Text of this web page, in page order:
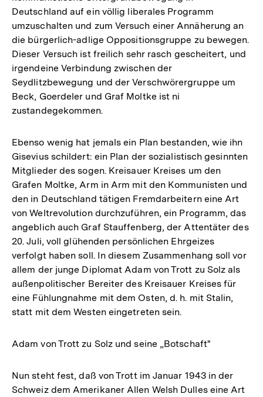
Deutschland auf ein völlig liberales Programm
umzuschalten und zum Versuch einer Annäherung an
die bürgerlich-adlige Oppositionsgruppe zu bewegen.
Dieser Versuch ist freilich sehr rasch gescheitert, und
irgendeine Verbindung zwischen der
Seydlitzbewegung und der Verschwörergruppe um
Beck, Goerdeler und Graf Moltke ist ni
zustandegekommen.
Ebenso wenig hat jemals ein Plan bestanden, wie ihn
Gisevius schildert: ein Plan der sozialistisch gesinnten
Mitglieder des sogen. Kreisauer Kreises um den
Grafen Moltke, Arm in Arm mit den Kommunisten und
den in Deutschland tätigen Fremdarbeitern eine Art
von Weltrevolution durchzuführen, ein Programm, das
angeblich auch Graf Stauffenberg, der Attentäter des
20. Juli, voll glühenden persönlichen Ehrgeizes
verfolgt haben soll. In diesem Zusammenhang soll vor
allem der junge Diplomat Adam von Trott zu Solz als
außenpolitischer Bereiter des Kreisauer Kreises für
eine Fühlungnahme mit dem Osten, d. h. mit Stalin,
statt mit dem Westen eingetreten sein.
Adam von Trott zu Solz und seine „Botschaft"
Nun steht fest, daß von Trott im Januar 1943 in der
Schweiz dem Amerikaner Allen Welsh Dulles eine Art